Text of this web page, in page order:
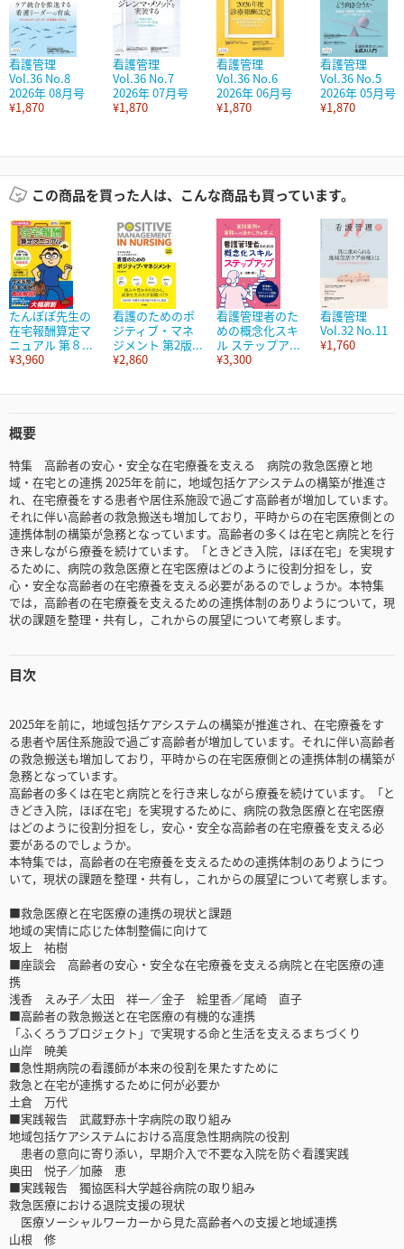
看護管理
Vol.36 No.8
2026年 08月号
¥1,870
看護管理
Vol.36 No.7
2026年 07月号
¥1,870
看護管理
Vol.36 No.6
2026年 06月号
¥1,870
看護管理
Vol.36 No.5
2026年 05月号
¥1,870
この商品を買った人は、こんな商品も買っています。
たんぽぽ先生の
在宅報酬算定マ
ニュアル 第８...
¥3,960
看護のためのポ
ジティブ・マネ
ジメント 第2版...
¥2,860
看護管理者のた
めの概念化スキ
ル ステップア...
¥3,300
看護管理
Vol.32 No.11
¥1,760
概要
特集 高齢者の安心・安全な在宅療養を支える 病院の救急医療と地
域・在宅との連携 2025年を前に，地域包括ケアシステムの構築が推進さ
れ、在宅療養をする患者や居住系施設で過ごす高齢者が増加しています。
それに伴い高齢者の救急搬送も増加しており，平時からの在宅医療側との
連携体制の構築が急務となっています。高齢者の多くは在宅と病院とを行
き来しながら療養を続けています。「ときどき入院，ほぼ在宅」を実現す
るために、病院の救急医療と在宅医療はどのように役割分担をし，安
心・安全な高齢者の在宅療養を支える必要があるのでしょうか。本特集
では，高齢者の在宅療養を支えるための連携体制のありようについて，現
状の課題を整理・共有し，これからの展望について考察します。
目次
2025年を前に，地域包括ケアシステムの構築が推進され、在宅療養をす
る患者や居住系施設で過ごす高齢者が増加しています。それに伴い高齢者
の救急搬送も増加しており，平時からの在宅医療側との連携体制の構築が
急務となっています。
高齢者の多くは在宅と病院とを行き来しながら療養を続けています。「と
きどき入院，ほぼ在宅」を実現するために、病院の救急医療と在宅医療
はどのように役割分担をし，安心・安全な高齢者の在宅療養を支える必
要があるのでしょうか。
本特集では，高齢者の在宅療養を支えるための連携体制のありようにつ
いて，現状の課題を整理・共有し，これからの展望について考察します。
■救急医療と在宅医療の連携の現状と課題
地域の実情に応じた体制整備に向けて
坂上 祐樹
■座談会 高齢者の安心・安全な在宅療養を支える病院と在宅医療の連
携
浅香 えみ子／太田 祥一／金子 絵里香／尾崎 直子
■高齢者の救急搬送と在宅医療の有機的な連携
「ふくろうプロジェクト」で実現する命と生活を支えるまちづくり
山岸 暁美
■急性期病院の看護師が本来の役割を果たすために
救急と在宅が連携するために何が必要か
土倉 万代
■実践報告 武蔵野赤十字病院の取り組み
地域包括ケアシステムにおける高度急性期病院の役割
患者の意向に寄り添い，早期介入で不要な入院を防ぐ看護実践
奥田 悦子／加藤 恵
■実践報告 獨協医科大学越谷病院の取り組み
救急医療における退院支援の現状
医療ソーシャルワーカーから見た高齢者への支援と地域連携
山根 修